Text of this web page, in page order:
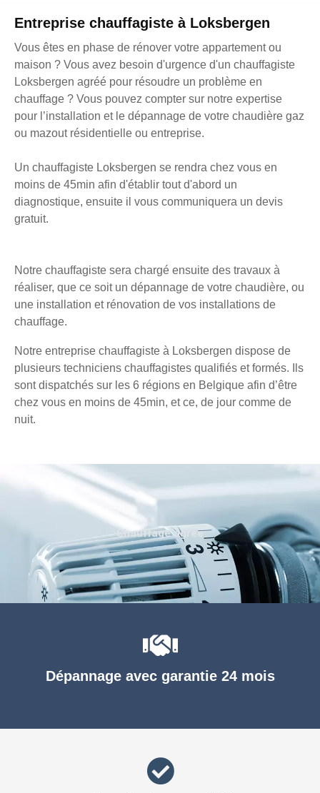
Entreprise chauffagiste à Loksbergen
Vous êtes en phase de rénover votre appartement ou
maison ? Vous avez besoin d'urgence d'un chauffagiste
Loksbergen agréé pour résoudre un problème en
chauffage ? Vous pouvez compter sur notre expertise
pour l’installation et le dépannage de votre chaudière gaz
ou mazout résidentielle ou entreprise.
Un chauffagiste Loksbergen se rendra chez vous en
moins de 45min afin d'établir tout d'abord un
diagnostique, ensuite il vous communiquera un devis
gratuit.
Notre chauffagiste sera chargé ensuite des travaux à
réaliser, que ce soit un dépannage de votre chaudière, ou
une installation et rénovation de vos installations de
chauffage.
Notre entreprise chauffagiste à Loksbergen dispose de
plusieurs techniciens chauffagistes qualifiés et formés. Ils
sont dispatchés sur les 6 régions en Belgique afin d’être
chez vous en moins de 45min, et ce, de jour comme de
nuit.
Dépannage avec garantie 24 mois
Chauffage agréé